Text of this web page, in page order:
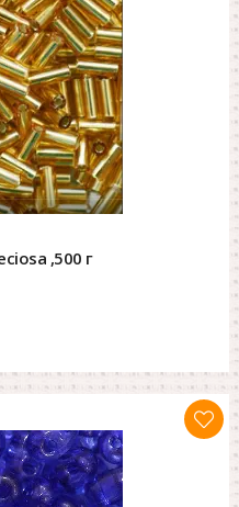
,500 г